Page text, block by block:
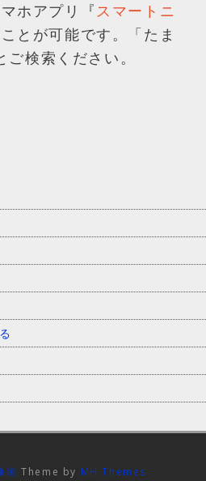
ホアプリ『 スマートニ
とが可能です。「たま
ご検索ください。
術 Theme by MH Themes